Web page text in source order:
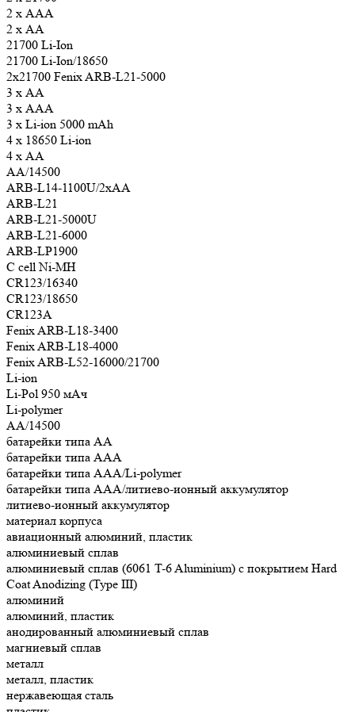
2 х AAA
2 х АА
21700 Li-Ion
21700 Li-Ion/18650
2x21700 Fenix ARB-L21-5000
3 х AA
3 х AAA
3 х Li-ion 5000 mAh
4 х 18650 Li-ion
4 х AA
AA/14500
ARB-L14-1100U/2xAA
ARB-L21
ARB-L21-5000U
ARB-L21-6000
ARB-LP1900
C cell Ni-MH
CR123/16340
CR123/18650
CR123A
Fenix ARB-L18-3400
Fenix ARB-L18-4000
Fenix ARB-L52-16000/21700
Li-ion
Li-Pol 950 мАч
Li-polymer
АА/14500
батарейки типа АА
батарейки типа ААА
батарейки типа ААА/Li-polymer
батарейки типа ААА/литиево-ионный аккумулятор
литиево-ионный аккумулятор
материал корпуса
авиационный алюминий, пластик
алюминиевый сплав
алюминиевый сплав (6061 T-6 Aluminium) с покрытием Hard
Coat Anodizing (Type III)
алюминий
алюминий, пластик
анодированный алюминиевый сплав
магниевый сплав
металл
металл, пластик
нержавеющая сталь